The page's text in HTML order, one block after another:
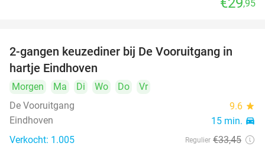
,95
42%
2-gangen keuzediner bij De Vooruitgang in
hartje Eindhoven
Morgen Ma Di Wo Do
Vr
De Vooruitgang
9.6 star
Eindhoven 15 min. directions_car
Verkocht: 1.005 Regulier €33,45